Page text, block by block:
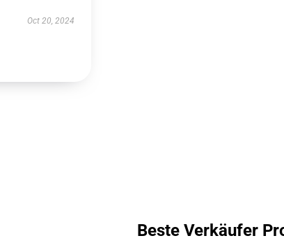
Oct 20, 2024
Beste Verkäufer